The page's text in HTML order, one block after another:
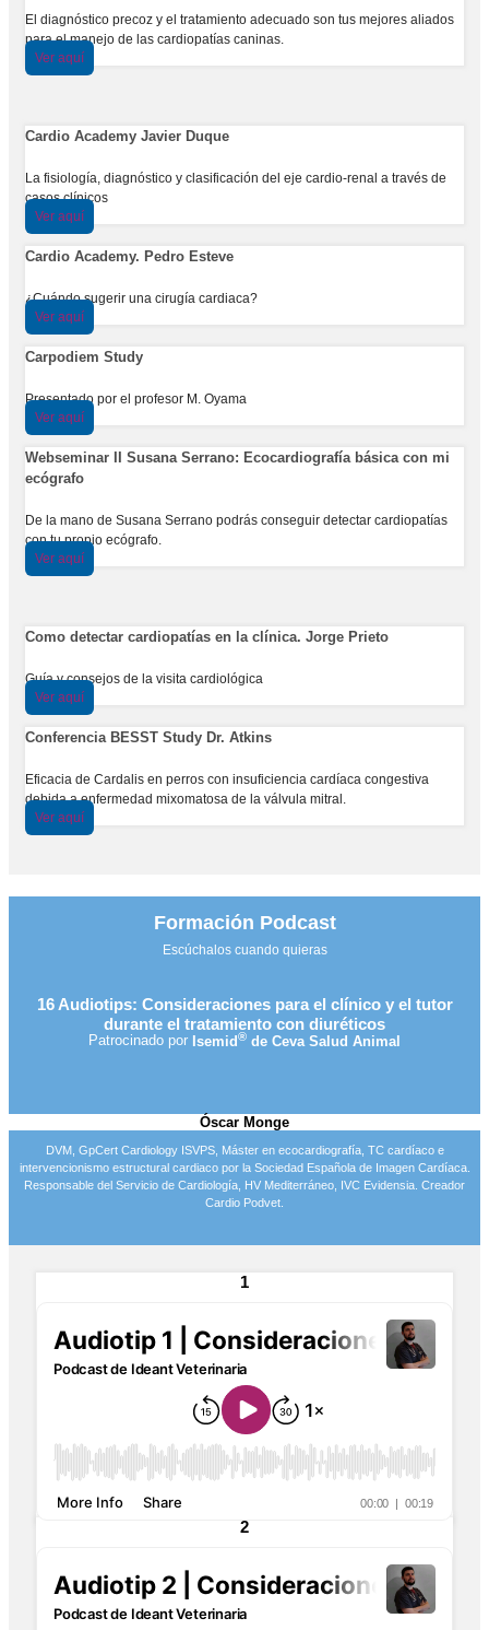
El diagnóstico precoz y el tratamiento adecuado son tus mejores aliados
para el manejo de las cardiopatías caninas.
Ver aquí
Cardio Academy Javier Duque
La fisiología, diagnóstico y clasificación del eje cardio-renal a través de
casos clínicos
Ver aquí
Cardio Academy. Pedro Esteve
¿Cuándo sugerir una cirugía cardiaca?
Ver aquí
Carpodiem Study
Presentado por el profesor M. Oyama
Ver aquí
Webseminar II Susana Serrano: Ecocardiografía básica con mi
ecógrafo
De la mano de Susana Serrano podrás conseguir detectar cardiopatías
con tu propio ecógrafo.
Ver aquí
Como detectar cardiopatías en la clínica. Jorge Prieto
Guía y consejos de la visita cardiológica
Ver aquí
Conferencia BESST Study Dr. Atkins
Eficacia de Cardalis en perros con insuficiencia cardíaca congestiva
debida a enfermedad mixomatosa de la válvula mitral.
Ver aquí
Formación Podcast
Escúchalos cuando quieras
16 Audiotips: Consideraciones para el clínico y el tutor
durante el tratamiento con diuréticos
Patrocinado por Isemid® de Ceva Salud Animal
Óscar Monge
DVM, GpCert Cardiology ISVPS, Máster en ecocardiografía, TC cardíaco e
intervencionismo estructural cardiaco por la Sociedad Española de Imagen Cardíaca.
Responsable del Servicio de Cardiología, HV Mediterráneo, IVC Evidensia. Creador
Cardio Podvet.
1
2